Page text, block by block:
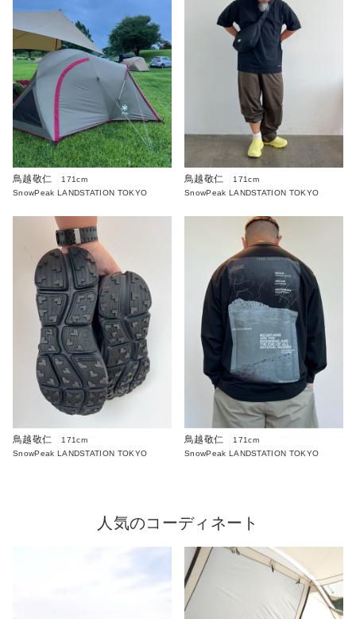
鳥越敬仁
171cm
SnowPeak LANDSTATION TOKYO
鳥越敬仁
171cm
SnowPeak LANDSTATION TOKYO
鳥越敬仁
171cm
SnowPeak LANDSTATION TOKYO
鳥越敬仁
171cm
SnowPeak LANDSTATION TOKYO
人気のコーディネート